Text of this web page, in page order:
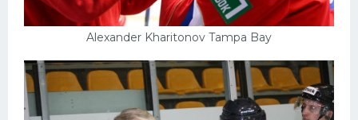
Alexander Kharitonov Tampa Bay